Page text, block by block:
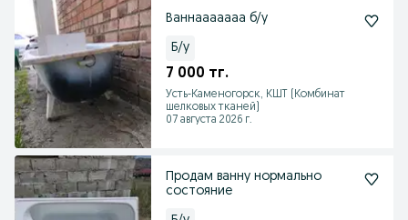
Ваннааааааа б/у
Б/у
7 000 тг.
Усть-Каменогорск, КШТ (Комбинат
шелковых тканей)
07 августа 2026 г.
Продам ванну нормально
состояние